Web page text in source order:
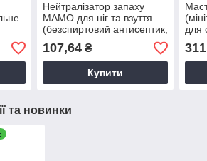
мл
Нейтралізатор запаху
МАМО для ніг та взуття
(безспиртовий антисептик,
без віддушки) 250мл
107,64₴
Купити
для
та новинки